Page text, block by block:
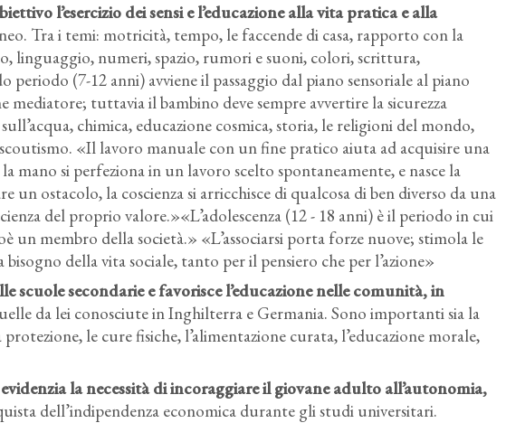
l’esercizio dei sensi e l’educazione alla vita pratica e alla
Tra i temi: motricità, tempo, le faccende di casa, rapporto con la
linguaggio, numeri, spazio, rumori e suoni, colori, scrittura,
periodo (7-12 anni) avviene il passaggio dal piano sensoriale al piano
mediatore; tuttavia il bambino deve sempre avvertire la sicurezza
chimica, educazione cosmica, storia, le religioni del mondo,
«Il lavoro manuale con un fine pratico aiuta ad acquisire una
mano si perfeziona in un lavoro scelto spontaneamente, e nasce la
un ostacolo, la coscienza si arricchisce di qualcosa di ben diverso da una
del proprio valore.»«L’adolescenza (12 - 18 anni) è il periodo in cui
un membro della società.» «L’associarsi porta forze nuove; stimola le
della vita sociale, tanto per il pensiero che per l’azione»
scuole secondarie e favorisce l’educazione nelle comunità, in
da lei conosciute in Inghilterra e Germania. Sono importanti sia la
le cure fisiche, l’alimentazione curata, l’educazione morale,
la necessità di incoraggiare il giovane adulto all’autonomia,
dell’indipendenza economica durante gli studi universitari.